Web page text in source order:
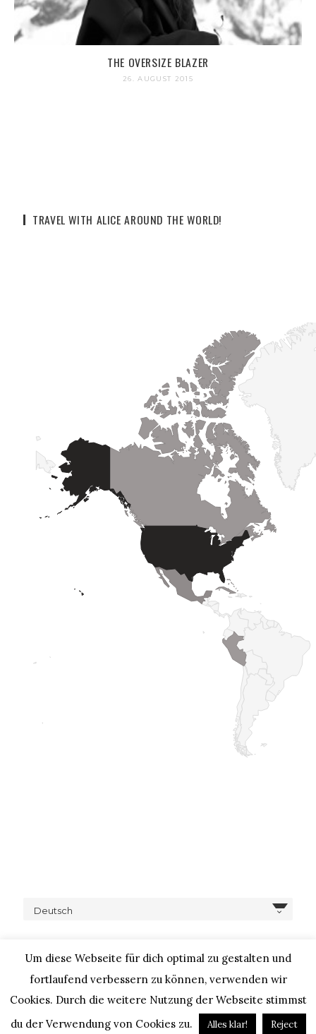
THE OVERSIZE BLAZER
26. AUGUST 2015
TRAVEL WITH ALICE AROUND THE WORLD!
Deutsch
COPYRIGHT © 2020 – IHEARTALICE.COM / TRAVEL,
LIFESTYLE, FOOD & FASHIONBLOG BY ALICE M. HUYNH / ALL
Um diese Webseite für dich optimal zu gestalten und
fortlaufend verbessern zu können, verwenden wir
Cookies. Durch die weitere Nutzung der Webseite stimmst
du der Verwendung von Cookies zu.
Alles klar! Reject